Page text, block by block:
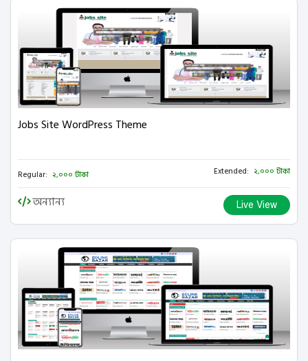
Jobs Site WordPress Theme
Regular: ২,০০০ টাকা Extended: ২,০০০ টাকা
অন্যান্য Live View